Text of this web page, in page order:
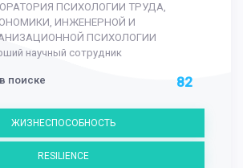
ПСИХОЛОГИИ ТРУДА,
ИНЖЕНЕРНОЙ И
ПСИХОЛОГИИ
научный сотрудник
поиске 82
ЖИЗНЕСПОСОБНОСТЬ
RESILIENCE